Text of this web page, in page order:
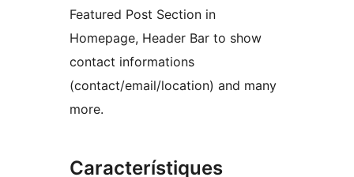
Featured Post Section in
Homepage, Header Bar to show
contact informations
(contact/email/location) and many
more.
Característiques